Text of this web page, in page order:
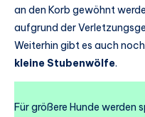
an den Korb gewöhnt
aufgrund der
Weiterhin gibt es auch
kleine Stubenwölfe.
Für größere Hunde werden